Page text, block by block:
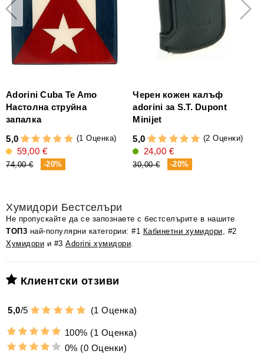
Adorini Cuba Te Amo
Настолна струйна
запалка
5,0
(1 Оценка)
59,00 €
74,00 € -20%
Черен кожен калъф
adorini за S.T. Dupont
Minijet
5,0
(2 Оценки)
24,00 €
30,00 € -20%
Хумидори Бестселъри
Не пропускайте да се запознаете с бестселърите в нашите
ТОП3 най-популярни категории: #1 Кабинетни хумидори, #2
Хумидори и #3 Adorini хумидори.
Клиентски отзиви
5,0/5 (1 Оценка)
100% (1 Оценка)
0% (0 Оценки)